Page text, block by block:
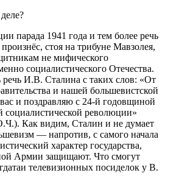
парада 1941 года и тем более речь
стоя на трибуне Мавзолея,
не мифического
социалистического Отечества.
И.В. Сталина с таких слов: «От
и нашей большевистской
и поздравляю с 24-й годовщиной
социалистической революции»
Как видим, Сталин и не думает
— напротив, с самого начала
характер государства,
Армии защищают. Что смогут
телевизионных посиделок у В.